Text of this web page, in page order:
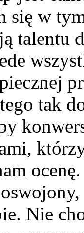
się w
talentu
tak
Nie